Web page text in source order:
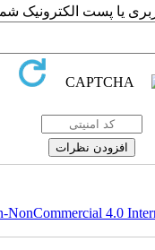
یا پست الکترونیک
NonCommercial 4.0